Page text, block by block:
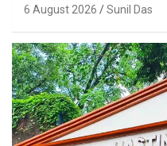
6 August 2026 Sunil Das